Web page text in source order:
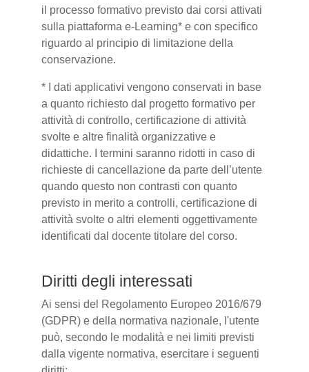
il processo formativo previsto dai corsi attivati
sulla piattaforma e-Learning* e con specifico
riguardo al principio di limitazione della
conservazione.
* I dati applicativi vengono conservati in base
a quanto richiesto dal progetto formativo per
attività di controllo, certificazione di attività
svolte e altre finalità organizzative e
didattiche. I termini saranno ridotti in caso di
richieste di cancellazione da parte dell’utente
quando questo non contrasti con quanto
previsto in merito a controlli, certificazione di
attività svolte o altri elementi oggettivamente
identificati dal docente titolare del corso.
Diritti degli interessati
Ai sensi del Regolamento Europeo 2016/679
(GDPR) e della normativa nazionale, l'utente
può, secondo le modalità e nei limiti previsti
dalla vigente normativa, esercitare i seguenti